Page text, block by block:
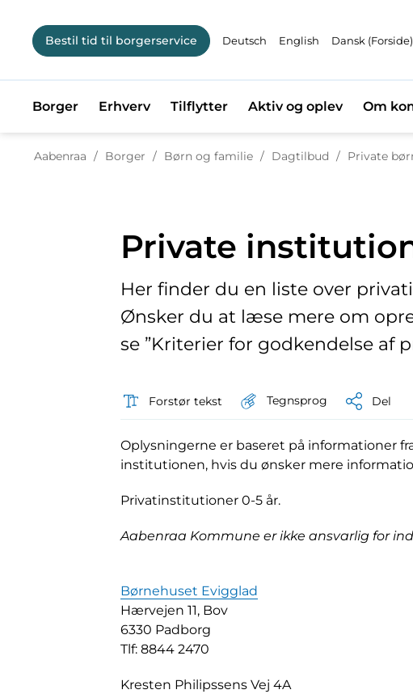
Bestil tid til borgerservice Deutsch English Dansk (Forside)
Borger Erhverv Tilflytter Aktiv og oplev Om
Aabenraa / Borger / Børn og familie / Dagtilbud / Tilbage til
Private
Her finder du en liste over
Ønsker du at læse mere om
se ”Kriterier for godkendelse af
Forstør tekst Tegnsprog Del
Oplysningerne er baseret på informationer
institutionen, hvis du ønsker mere
Privatinstitutioner 0-5 år.
Aabenraa Kommune er ikke ansvarlig for
Børnehuset Evigglad
Hærvejen 11, Bov
6330 Padborg
Tlf: 8844 2470
Kresten Philipssens Vej 4A